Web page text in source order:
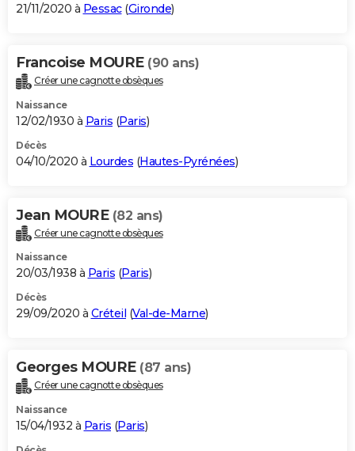
21/11/2020 à Pessac(Gironde)
Francoise MOURE (90 ans)
Créer une cagnotte obsèques
Naissance
12/02/1930 à Paris (Paris)
Décès
04/10/2020 à Lourdes (Hautes-Pyrénées)
Jean MOURE (82 ans)
Créer une cagnotte obsèques
Naissance
20/03/1938 à Paris (Paris)
Décès
29/09/2020 à Créteil (Val-de-Marne)
Georges MOURE (87 ans)
Créer une cagnotte obsèques
Naissance
15/04/1932 à Paris (Paris)